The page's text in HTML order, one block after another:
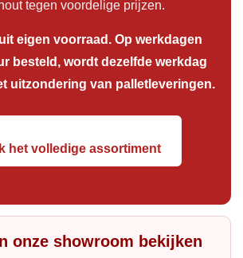
tegen voordelige prijzen.
eigen voorraad. Op werkdagen
besteld, wordt dezelfde werkdag
uitzondering van palletleveringen.
het volledige assortiment
onze showroom bekijken